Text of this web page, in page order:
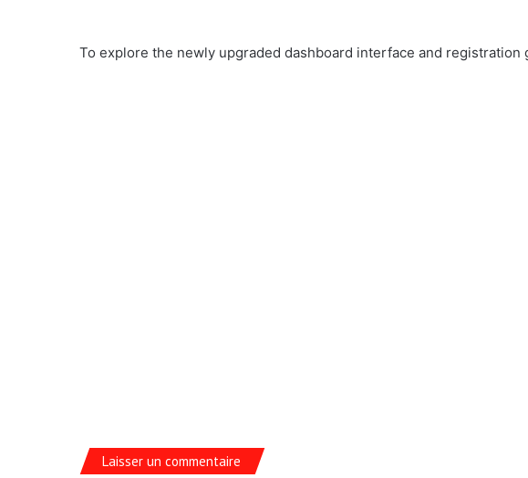
To explore the newly upgraded dashboard interface and registration
Laisser un commentaire